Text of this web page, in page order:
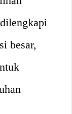
besar,